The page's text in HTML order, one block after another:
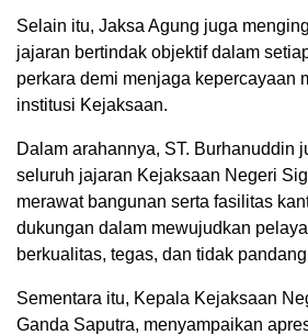
Selain itu, Jaksa Agung juga
jajaran bertindak objektif dalam
perkara demi menjaga kepercayaan
institusi Kejaksaan.
Dalam arahannya, ST. Burhanuddin
seluruh jajaran Kejaksaan Negeri
merawat bangunan serta fasilitas
dukungan dalam mewujudkan
berkualitas, tegas, dan tidak
Sementara itu, Kepala Kejaksaan
Ganda Saputra, menyampaikan